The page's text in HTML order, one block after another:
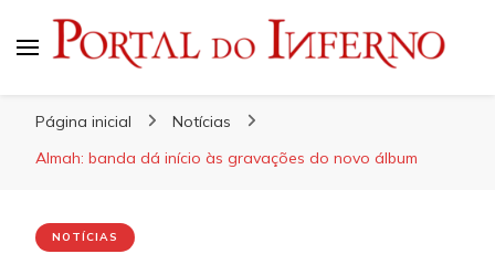
Página inicial
Notícias
Almah: banda dá início às gravações do novo álbum
NOTÍCIAS